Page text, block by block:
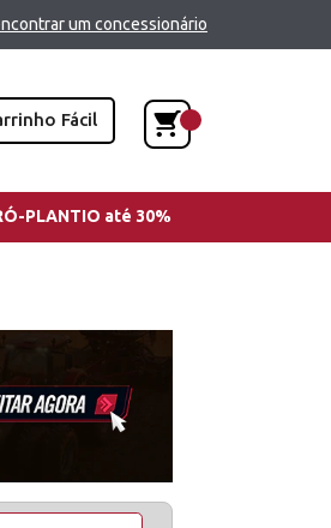
um concessionário
Fácil
PLANTIO até 30%